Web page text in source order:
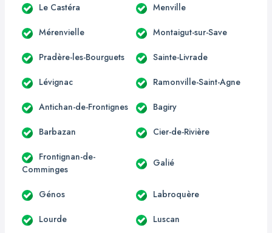
Le Castéra Menville
Mérenvielle Montaigut-sur-Save
Pradère-les-Bourguets Sainte-Livrade
Lévignac Ramonville-Saint-Agne
Antichan-de-Frontignes Bagiry
Barbazan Cier-de-Rivière
Frontignan-de-
Comminges
Galié
Génos Labroquère
Lourde Luscan